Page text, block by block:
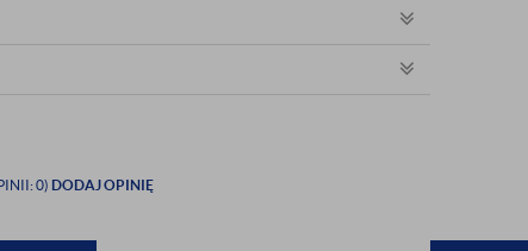
0) DODAJ OPINIĘ